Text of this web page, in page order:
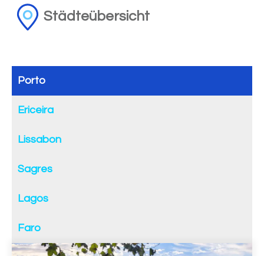
Städteübersicht
Porto
Ericeira
Lissabon
Sagres
Lagos
Faro